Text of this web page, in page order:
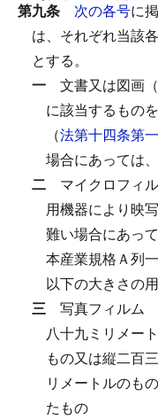
第九条 次の各号に
は、それぞれ当該
とする。
一 文書又は図画（
に該当するものを
（法第十四条第
場合にあっては、
二 マイクロフィ
用機器により映
難い場合にあっ
本産業規格Ａ列
以下の大きさの
三 写真フィルム
八十九ミリメー
もの又は縦二百
リメートルのも
たもの